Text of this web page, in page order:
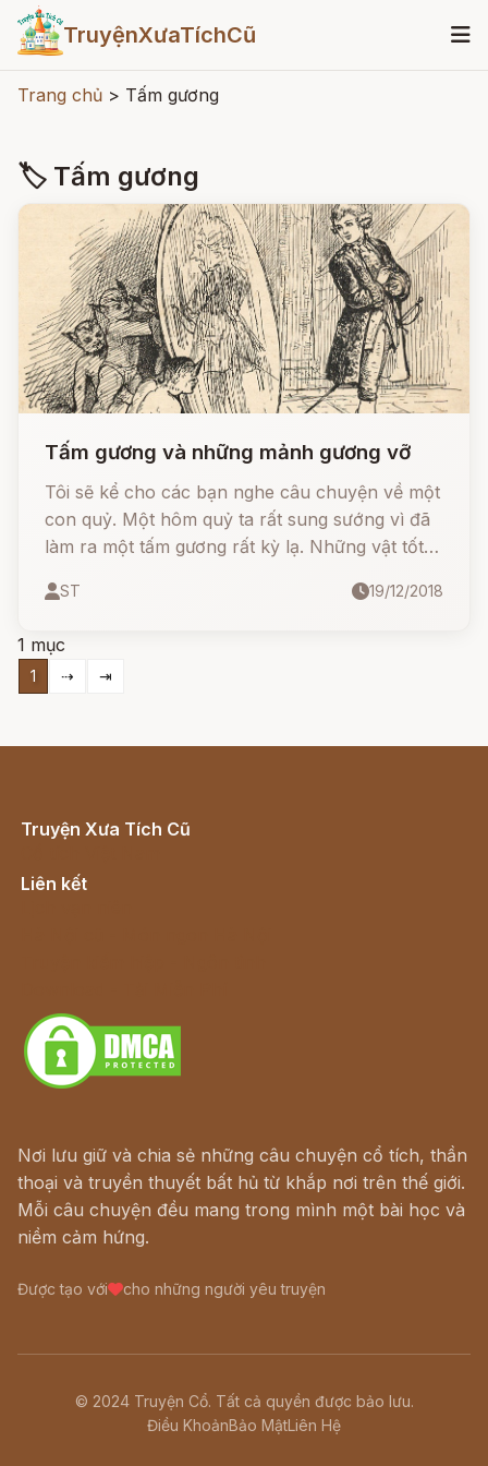
TruyệnXưaTíchCũ
Trang chủ > Tấm gương
🏷 Tấm gương
Tấm gương và những mảnh gương vỡ
Tôi sẽ kể cho các bạn nghe câu chuyện về một
con quỷ. Một hôm quỷ ta rất sung sướng vì đã
làm ra một tấm gương rất kỳ lạ. Những vật tốt
các vật xấu xí lại càng rõ nét và nổi bật hẳn
ST 19/12/2018
1 mục
1 ⇢ ⇥
Truyện Xưa Tích Cũ
Liên kết
Nơi lưu giữ và chia sẻ những câu chuyện cổ tích, thần
thoại và truyền thuyết bất hủ từ khắp nơi trên thế giới.
Mỗi câu chuyện đều mang trong mình một bài học và
niềm cảm hứng.
Được tạo với cho những người yêu truyện
© 2024 Truyện Cổ. Tất cả quyền được bảo lưu.
Điều KhoảnBảo MậtLiên Hệ